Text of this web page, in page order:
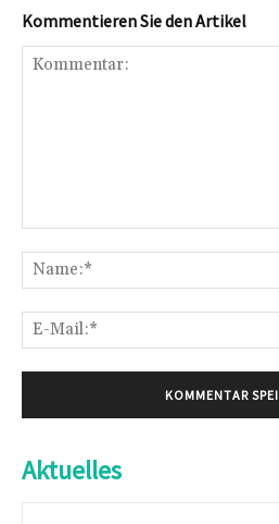
Kommentieren Sie den Artikel
Aktuelles